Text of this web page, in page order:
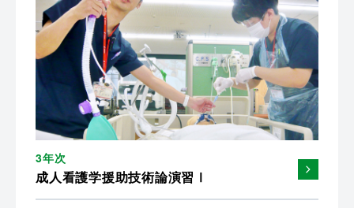
3年次
成人看護学援助技術論演習Ⅰ